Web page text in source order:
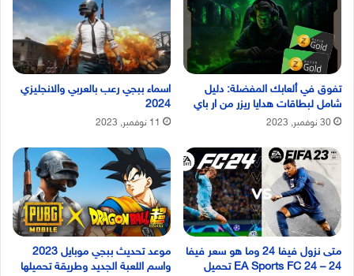
تفوق في ألعابك المفضلة: دليل
شامل لبطاقات هدايا ريزر من ار باي
30 نوفمبر, 2023
اسماء ببجي رعب بالعربي والانجليزي
2024
11 نوفمبر, 2023
متى نزول فيفا 24 وما هو سعر فيفا
24 – EA Sports FC 24 تحميل
موعد تحديث ببجي موبايل 2023
واسم اللعبة الجديد وطريقة تحميلها